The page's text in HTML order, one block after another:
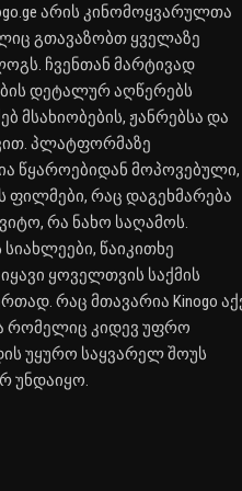
არის კინომოყვარულთა
გთავაზობთ ყველაზე
ჩვენთან მარტივად
დეტალურ აღწერებს
მსახიობების, ჟანრებსა და
პლატფორმაზე
წყაროებიდან მოპოვებული,
ფილმები, რაც დაგეხმარება
რა ნახო საღამოს.
წაიკითხე
ყოველთვის საქმის
რაც მთავარია Kinogo
რომელიც კიდევ უფრო
უყურო საყვარელ შოუს
უნდაიყო.